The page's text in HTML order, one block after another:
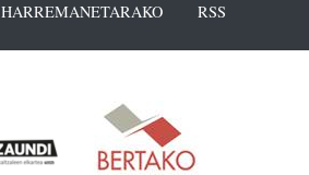
HARREMANETARAKO RSS